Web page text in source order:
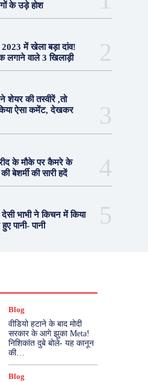
के उड़े होश
में खेला बड़ा दांव!
लगाने वाले 3 खिलाड़ी
की तस्वीरें ,तो
ऐसा कमेंट, देखकर
के मौके पर कैमरे के
बेशर्मी की सारी हदें
भाभी ने किचन में किया
पानी- पानी
दुनिया
राजनीति वास्तु शास्त्र
More
Blog
वीडियो हटाने के बाद मोदी
सरकार के आगे झुका Meta!
निशिकांत दुबे बोले- यह कानून
की…
Blog